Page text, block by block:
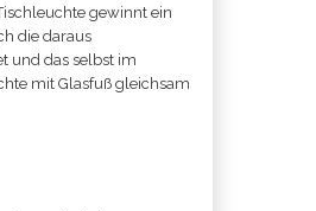
gewinnt ein
die daraus
und das selbst im
mit Glasfuß gleichsam